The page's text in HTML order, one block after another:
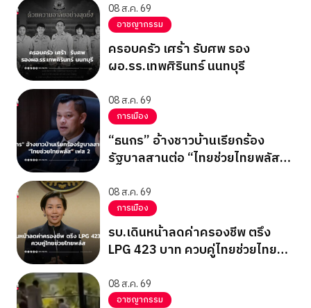
08 ส.ค. 69
อาชญากรรม
ครอบครัว เศร้า รับศพ รอง
ผอ.รร.เทพศิรินทร์ นนทบุรี
08 ส.ค. 69
การเมือง
“ธนกร” อ้างชาวบ้านเรียกร้อง
รัฐบาลสานต่อ “ไทยช่วยไทยพลัส”
08 ส.ค. 69
การเมือง
รบ.เดินหน้าลดค่าครองชีพ ตรึง
LPG 423 บาท ควบคู่ไทยช่วยไทย
08 ส.ค. 69
อาชญากรรม